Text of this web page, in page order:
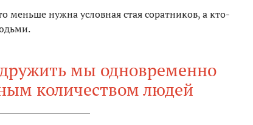
нужна условная стая соратников, а кто-
мы одновременно
количеством людей